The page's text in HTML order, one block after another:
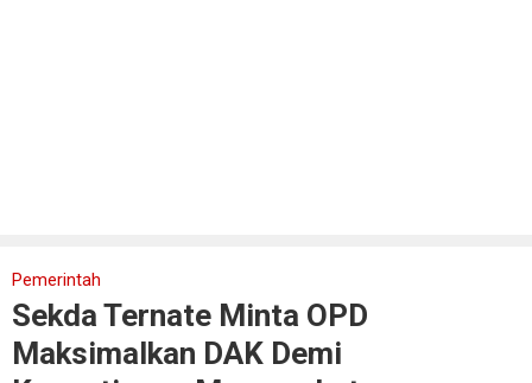
Pemerintah
Sekda Ternate Minta OPD
Maksimalkan DAK Demi